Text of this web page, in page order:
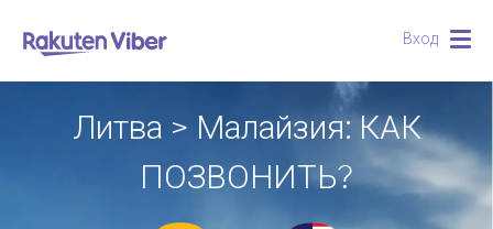
Вход
Литва > Малайзия: КАК
ПОЗВОНИТЬ?